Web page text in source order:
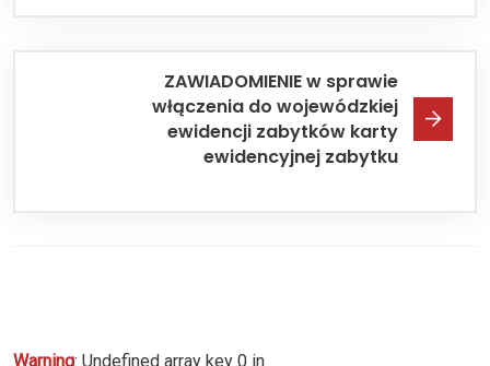
ZAWIADOMIENIE w sprawie
włączenia do wojewódzkiej
ewidencji zabytków karty
ewidencyjnej zabytku
Warning: Undefined array key 0 in